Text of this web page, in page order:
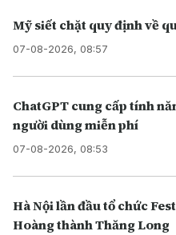
Mỹ siết chặt quy định về
07-08-2026, 08:57
ChatGPT cung cấp tính
người dùng miễn phí
07-08-2026, 08:53
Hà Nội lần đầu tổ chức
Hoàng thành Thăng Long